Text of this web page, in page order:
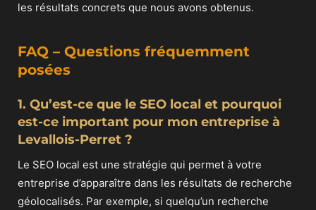
les résultats concrets que nous avons obtenus.
FAQ – Questions fréquemment
posées
1. Qu’est-ce que le SEO local et pourquoi
est-ce important pour mon entreprise à
Levallois-Perret ?
Le SEO local est une stratégie qui permet à votre
entreprise d’apparaître dans les résultats de recherche
géolocalisés. Par exemple, si quelqu’un recherche